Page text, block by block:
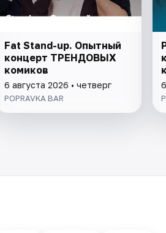
Fat Stand-up. Опытный
концерт ТРЕНДОВЫХ
комиков
6 августа 2026 • четверг
POPRAVKA BAR